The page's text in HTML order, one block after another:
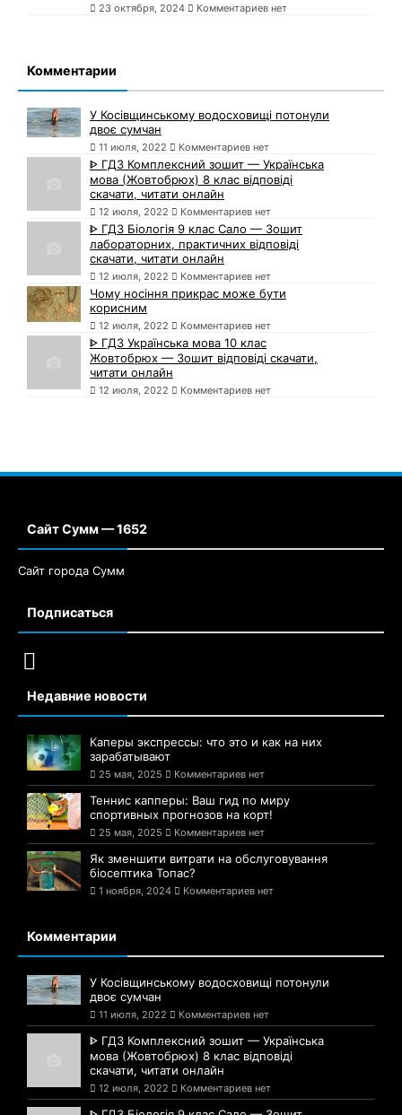
23 октября, 2024 Комментариев нет
Комментарии
У Косівщинському водосховищі потонули
двоє сумчан
11 июля, 2022 Комментариев нет
ᐈ ГДЗ Комплексний зошит — Українська
мова (Жовтобрюх) 8 клас відповіді
скачати, читати онлайн
12 июля, 2022 Комментариев нет
ᐈ ГДЗ Біологія 9 клас Сало — Зошит
лабораторних, практичних відповіді
скачати, читати онлайн
12 июля, 2022 Комментариев нет
Чому носіння прикрас може бути
корисним
12 июля, 2022 Комментариев нет
ᐈ ГДЗ Українська мова 10 клас
Жовтобрюх — Зошит відповіді скачати,
читати онлайн
12 июля, 2022 Комментариев нет
Сайт Сумм — 1652
Сайт города Сумм
Подписаться
Недавние новости
Каперы экспрессы: что это и как на них
зарабатывают
25 мая, 2025 Комментариев нет
Теннис капперы: Ваш гид по миру
спортивных прогнозов на корт!
25 мая, 2025 Комментариев нет
Як зменшити витрати на обслуговування
біосептика Топас?
1 ноября, 2024 Комментариев нет
Комментарии
У Косівщинському водосховищі потонули
двоє сумчан
11 июля, 2022 Комментариев нет
ᐈ ГДЗ Комплексний зошит — Українська
мова (Жовтобрюх) 8 клас відповіді
скачати, читати онлайн
12 июля, 2022 Комментариев нет